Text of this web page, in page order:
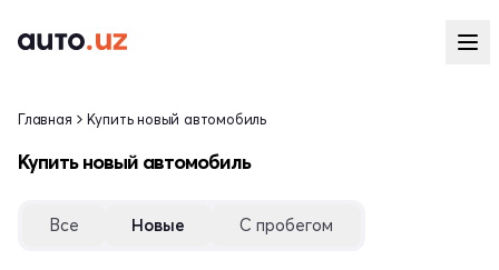
Главная Купить новый автомобиль
Купить новый автомобиль
Все Новые С пробегом